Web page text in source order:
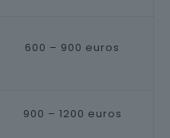
600 – 900 euros
900 – 1200 euros